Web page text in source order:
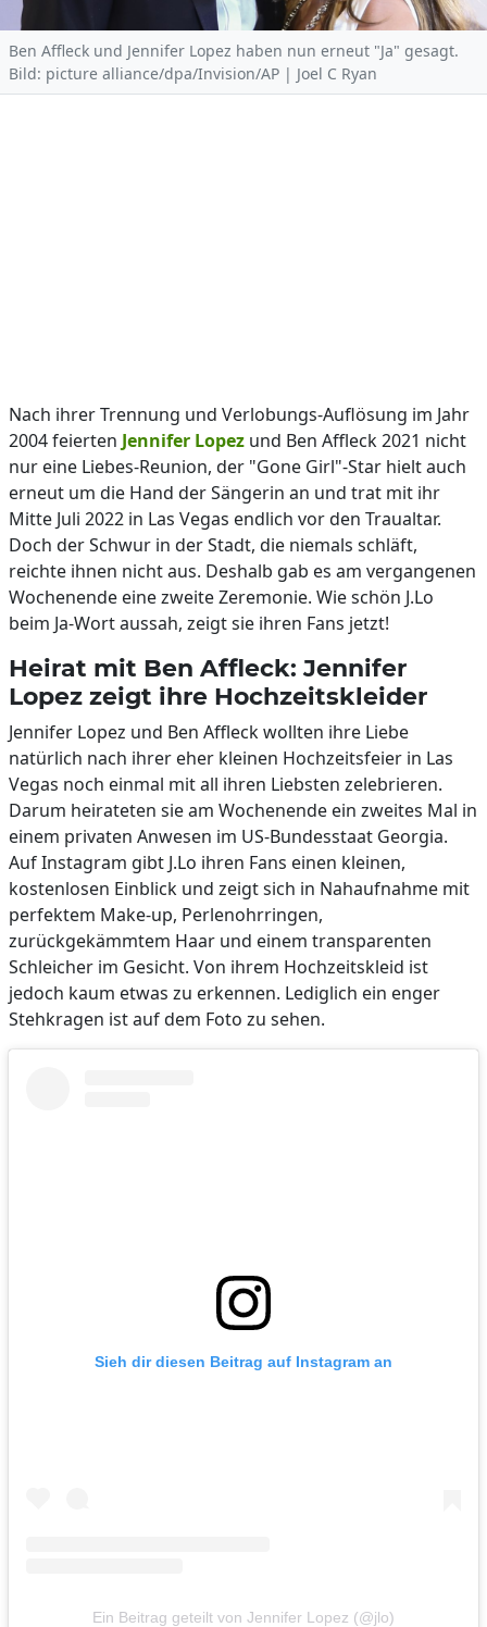
Ben Affleck und Jennifer Lopez haben nun erneut "Ja" gesagt.
Bild: picture alliance/dpa/Invision/AP | Joel C Ryan
Nach ihrer Trennung und Verlobungs-Auflösung im Jahr
2004 feierten Jennifer Lopez und Ben Affleck 2021 nicht
nur eine Liebes-Reunion, der "Gone Girl"-Star hielt auch
erneut um die Hand der Sängerin an und trat mit ihr
Mitte Juli 2022 in Las Vegas endlich vor den Traualtar.
Doch der Schwur in der Stadt, die niemals schläft,
reichte ihnen nicht aus. Deshalb gab es am vergangenen
Wochenende eine zweite Zeremonie. Wie schön J.Lo
beim Ja-Wort aussah, zeigt sie ihren Fans jetzt!
Heirat mit Ben Affleck: Jennifer
Lopez zeigt ihre Hochzeitskleider
Jennifer Lopez und Ben Affleck wollten ihre Liebe
natürlich nach ihrer eher kleinen Hochzeitsfeier in Las
Vegas noch einmal mit all ihren Liebsten zelebrieren.
Darum heirateten sie am Wochenende ein zweites Mal in
einem privaten Anwesen im US-Bundesstaat Georgia.
Auf Instagram gibt J.Lo ihren Fans einen kleinen,
kostenlosen Einblick und zeigt sich in Nahaufnahme mit
perfektem Make-up, Perlenohrringen,
zurückgekämmtem Haar und einem transparenten
Schleicher im Gesicht. Von ihrem Hochzeitskleid ist
jedoch kaum etwas zu erkennen. Lediglich ein enger
Stehkragen ist auf dem Foto zu sehen.
Sieh dir diesen Beitrag auf Instagram an
Ein Beitrag geteilt von Jennifer Lopez (@jlo)